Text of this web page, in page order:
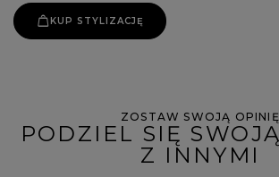
KUP STYLIZACJĘ
ZOSTAW SWOJĄ OPINIĘ
PODZIEL SIĘ
Z INNYMI